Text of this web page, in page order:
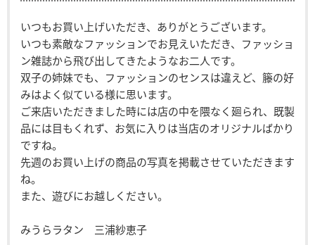
いつもお買い上げいただき、ありがとうございます。
いつも素敵なファッションでお見えいただき、ファッショ
ン雑誌から飛び出してきたようなお二人です。
双子の姉妹でも、ファッションのセンスは違えど、籐の好
みはよく似ている様に思います。
ご来店いただきました時には店の中を隈なく廻られ、既製
品には目もくれず、お気に入りは当店のオリジナルばかり
ですね。
先週のお買い上げの商品の写真を掲載させていただきます
ね。
また、遊びにお越しください。
みうらラタン 三浦紗恵子